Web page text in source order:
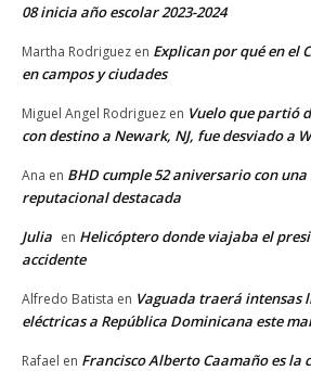
08 inicia año escolar 2023-2024
Martha Rodriguez en Explican por qué en el
en campos y ciudades
Miguel Angel Rodriguez en Vuelo que partió
con destino a Newark, NJ, fue desviado a
Ana en BHD cumple 52 aniversario con
reputacional destacada
Julia en Helicóptero donde viajaba el
accidente
Alfredo Batista en Vaguada traerá intensas
eléctricas a República Dominicana este
Rafael en Francisco Alberto Caamaño es la